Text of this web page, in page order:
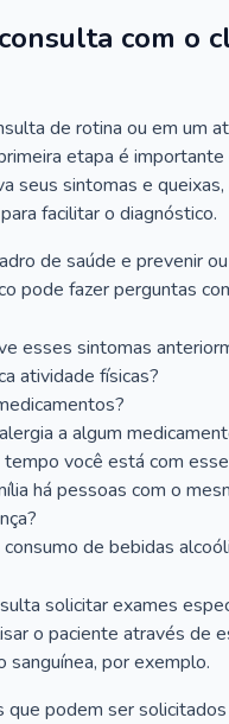
com o
de rotina ou em um
etapa é importante
seus sintomas e
facilitar o diagnóstico.
de saúde e prevenir
pode fazer perguntas
esses sintomas
atividade físicas?
a algum
tempo você está com
há pessoas com o
de bebidas
solicitar exames
o paciente através de
sanguínea, por exemplo.
que podem ser